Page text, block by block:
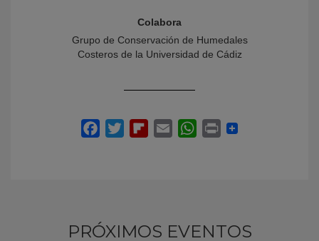
Colabora
Grupo de Conservación de Humedales
Costeros de la Universidad de Cádiz
PRÓXIMOS EVENTOS